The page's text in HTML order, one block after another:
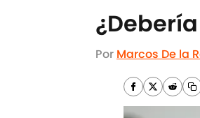
Por Marcos De la